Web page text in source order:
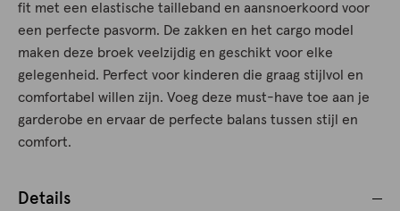
fit met een elastische tailleband en aansnoerkoord voor
een perfecte pasvorm. De zakken en het cargo model
maken deze broek veelzijdig en geschikt voor elke
gelegenheid. Perfect voor kinderen die graag stijlvol en
comfortabel willen zijn. Voeg deze must-have toe aan je
garderobe en ervaar de perfecte balans tussen stijl en
comfort.
Details